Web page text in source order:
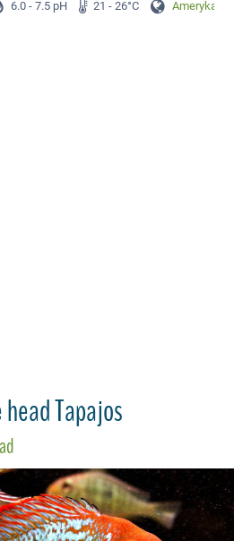
6.0 - 7.5 pH 21 - 26°C Ameryka
Tapajos